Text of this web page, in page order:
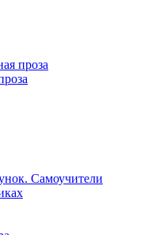
проза
Самоучители